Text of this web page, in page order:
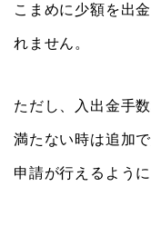
こまめに少額を出
れません。
ただし、入出金手
満たない時は追加
申請が行えるように